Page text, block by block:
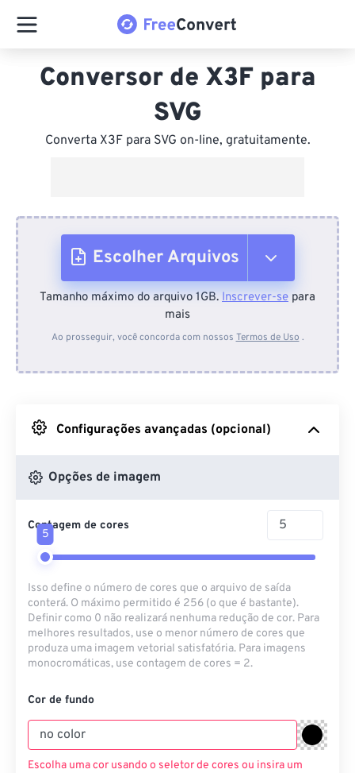
Conversor de X3F para
SVG
Converta X3F para SVG on-line, gratuitamente.
Escolher Arquivos
Do dispositivo
Do Google Drive
Do OneDrive
Da URL
Tamanho máximo do arquivo 1GB. Inscrever-se para
mais
Ao prosseguir, você concorda com nossos Termos de Uso .
Configurações avançadas (opcional)
Opções de imagem
Contagem de cores
5
Isso define o número de cores que o arquivo de saída
conterá. O máximo permitido é 256 (o que é bastante).
Definir como 0 não realizará nenhuma redução de cor. Para
melhores resultados, use o menor número de cores que
produza uma imagem vetorial satisfatória. Para imagens
monocromáticas, use contagem de cores = 2.
Cor de fundo
Escolha uma cor usando o seletor de cores ou insira um